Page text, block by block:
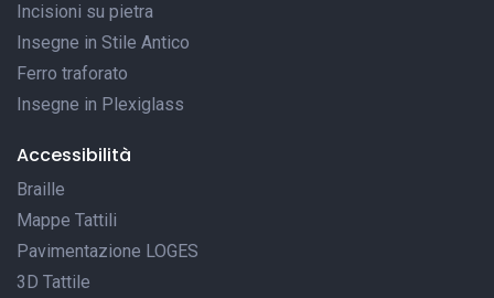
Incisioni su pietra
Insegne in Stile Antico
Ferro traforato
Insegne in Plexiglass
Accessibilità
Braille
Mappe Tattili
Pavimentazione LOGES
3D Tattile